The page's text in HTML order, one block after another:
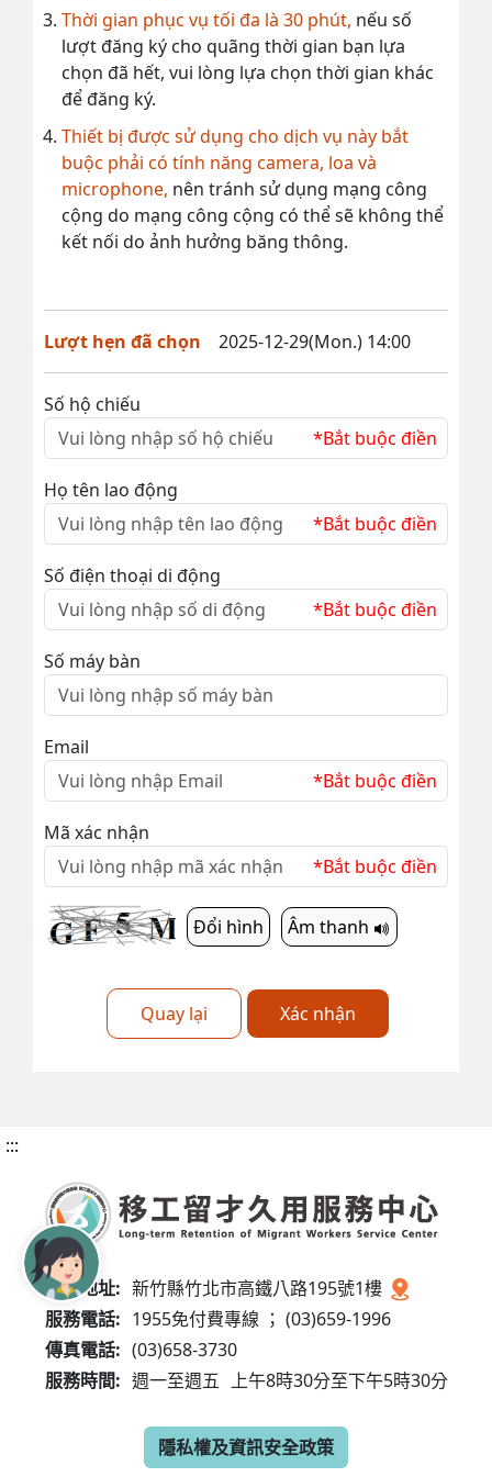
Thời gian phục vụ tối đa là 30 phút, nếu số
lượt đăng ký cho quãng thời gian bạn lựa
chọn đã hết, vui lòng lựa chọn thời gian khác
để đăng ký.
Thiết bị được sử dụng cho dịch vụ này bắt
buộc phải có tính năng camera, loa và
microphone, nên tránh sử dụng mạng công
cộng do mạng công cộng có thể sẽ không thể
kết nối do ảnh hưởng băng thông.
Lượt hẹn đã chọn 2025-12-29(Mon.) 14:00
Số hộ chiếu
*Bắt buộc điền
Họ tên lao động
*Bắt buộc điền
Số điện thoại di động
*Bắt buộc điền
Số máy bàn
Email
*Bắt buộc điền
Mã xác nhận
*Bắt buộc điền
Đổi hình Âm thanh
Quay lại Xác nhận
:::
服務地址: 新竹縣竹北市高鐵八路195號1樓
服務電話: 1955免付費專線 ； (03)659-1996
傳真電話: (03)658-3730
服務時間: 週一至週五 上午8時30分至下午5時30分
隱私權及資訊安全政策